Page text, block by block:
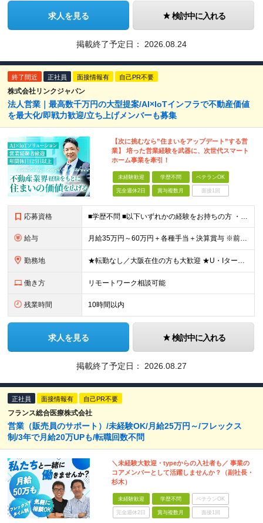
求人を見る 検討中に入れる
掲載終了予定日： 2026.08.24
終了間近 正社員 面接情報有 自己PR不要
株式会社リンクジャパン
法人営業｜最高数千万円の大型提案/AI×IoTインフラで不動産価値
を最大化/即戦力歓迎/立ち上げメンバーも募集
【次に挑むなら”住まいをアップデート”する営
業】 培った営業経験を武器に、次世代スマート
ホーム事業を牽引！
未経験歓迎 学歴不問 ベテランOK
完全週休2日 賞与複数月 面接1回
応募資格 ■学歴不問 ■以下いずれかの経験をお持ちの方 ・法人営業経験がある方（最低5年以上） ・不動産業界経験があり、大阪支店の立ち上げに挑戦したい方（営業未経験でもOKです） ～このような方にオススメです
給与 月給35万円～60万円＋各種手当＋決算賞与 ※前職給与や経験・スキルを考慮の上、決定いたします。 ※3ヶ月の試用期間あり（期間中は契約社員雇用、給与等条件の変動なし）。 ※年齢や入社年数に関係なく、
勤務地 ★転勤なし／大阪在住の方も大歓迎 ★U・Iターン歓迎 ▼東京本社 東京都港区芝浦2-17-12 第四田町ビル2F/3F ▼福岡支店 福岡県福岡市博多区博多駅東2-9-5 池松ビル3F/4F ▼大
働き方 リモートワーク相談可能
残業時間 10時間以内
求人を見る 検討中に入れる
掲載終了予定日： 2026.08.27
正社員 面接情報有 自己PR不要
フランス総合医療株式会社
営業（販売員のサポート）/未経験OK/月給25万円～/フレックス
制/3年で月給20万UPも/転職回数不問
＼未経験大歓迎・typeからの入社者も／ 事業の
コアメンバーとして活躍しませんか？（副社長・
杉木）
未経験歓迎 学歴不問 ベテランOK
完全週休2日 賞与複数月 面接1回